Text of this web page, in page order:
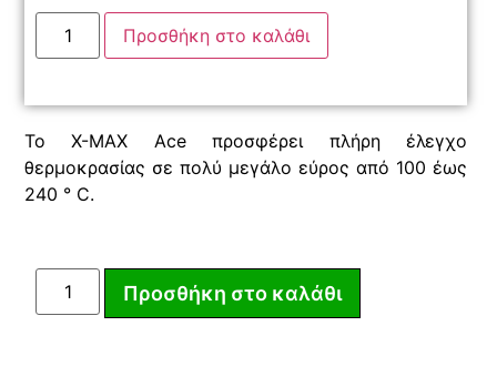
Προσθήκη στο καλάθι
Το X-MAX Ace προσφέρει πλήρη έλεγχο
θερμοκρασίας σε πολύ μεγάλο εύρος από 100 έως
240 ° C.
Προσθήκη στο καλάθι